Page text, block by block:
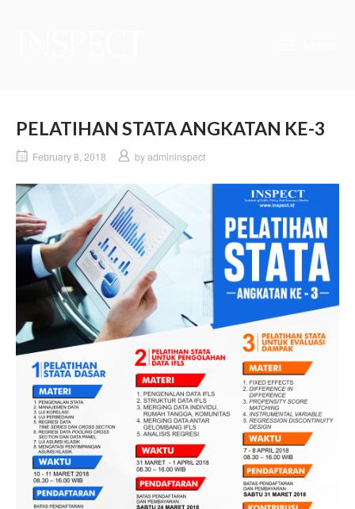
PELATIHAN STATA ANGKATAN KE-3
February 8, 2018 byadmininspect